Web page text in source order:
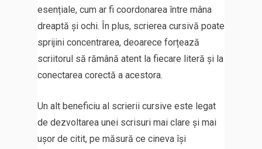
esențiale, cum ar fi coordonarea între mâna
dreaptă și ochi. În plus, scrierea cursivă poate
sprijini concentrarea, deoarece forțează
scriitorul să rămână atent la fiecare literă și la
conectarea corectă a acestora.
Un alt beneficiu al scrierii cursive este legat
de dezvoltarea unei scrisuri mai clare și mai
ușor de citit, pe măsură ce cineva își